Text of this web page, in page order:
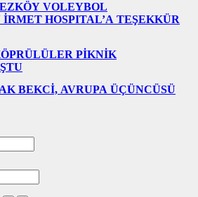
VOLEYBOL
HOSPITAL’A TEŞEKKÜR
PİKNİK
BEKCİ, AVRUPA ÜÇÜNCÜSÜ